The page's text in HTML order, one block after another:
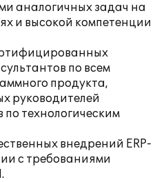
аналогичных задач на
и высокой компетенции
по всем
продукта,
руководителей
по технологическим
внедрений ERP-
с требованиями